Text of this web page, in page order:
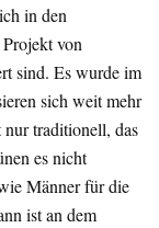
in den
von
sind. Es wurde im
sich weit mehr
traditionell, das
es nicht
Männer für die
ist an dem